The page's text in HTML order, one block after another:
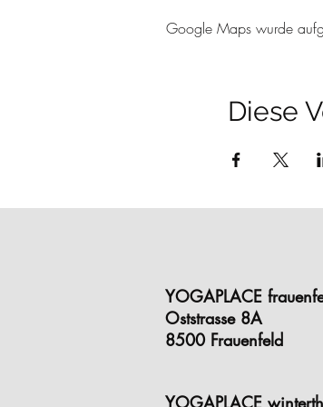
Google Maps wurde
Diese
YOGAPLACE
Oststrasse 8A
8500 Frauenfeld
YOGAPLACE